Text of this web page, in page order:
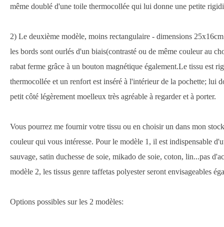
même doublé d'une toile thermocollée qui lui donne une petite
2) Le deuxième modèle, moins rectangulaire - dimensions
les bords sont ourlés d'un biais(contrasté ou de même couleur au
rabat ferme grâce à un bouton magnétique également.Le tissu est
thermocollée et un renfort est inséré à l'intérieur de la pochette; lui
petit côté légèrement moelleux très agréable à regarder et à porter.
Vous pourrez me fournir votre tissu ou en choisir un dans mon
couleur qui vous intéresse. Pour le modèle 1, il est indispensable
sauvage, satin duchesse de soie, mikado de soie, coton, lin...pas
modèle 2, les tissus genre taffetas polyester seront envisageables
Options possibles sur les 2 modèles: